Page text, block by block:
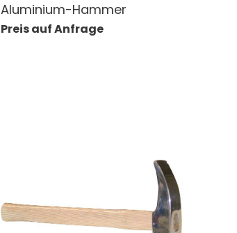
Aluminium-Hammer
Preis auf Anfrage